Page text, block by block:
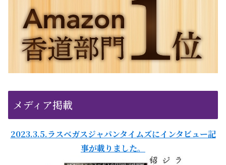
メディア掲載
2023.3.5.ラスベガスジャパンタイムズにインタビュー記
事が載りました。